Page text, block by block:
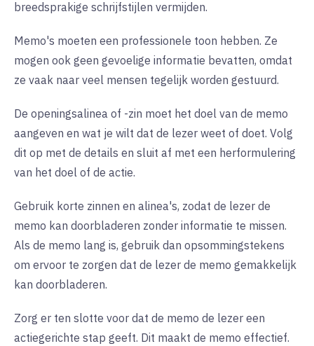
breedsprakige schrijfstijlen vermijden.
Memo's moeten een professionele toon hebben. Ze
mogen ook geen gevoelige informatie bevatten, omdat
ze vaak naar veel mensen tegelijk worden gestuurd.
De openingsalinea of -zin moet het doel van de memo
aangeven en wat je wilt dat de lezer weet of doet. Volg
dit op met de details en sluit af met een herformulering
van het doel of de actie.
Gebruik korte zinnen en alinea's, zodat de lezer de
memo kan doorbladeren zonder informatie te missen.
Als de memo lang is, gebruik dan opsommingstekens
om ervoor te zorgen dat de lezer de memo gemakkelijk
kan doorbladeren.
Zorg er ten slotte voor dat de memo de lezer een
actiegerichte stap geeft. Dit maakt de memo effectief.